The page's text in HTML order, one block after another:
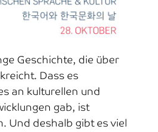
Geschichte, die über
Dass es
an kulturellen und
gab, ist
Und deshalb gibt es viel